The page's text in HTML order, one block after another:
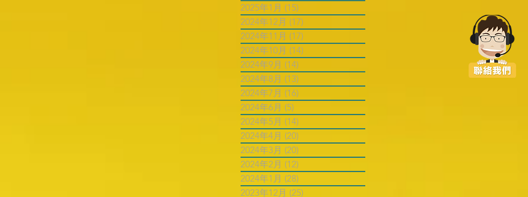
2025年1月 (15)
2024年12月 (17)
2024年11月 (17)
2024年10月 (14)
2024年9月 (14)
2024年8月 (13)
2024年7月 (16)
2024年6月 (5)
2024年5月 (14)
2024年4月 (20)
2024年3月 (20)
2024年2月 (12)
2024年1月 (28)
2023年12月 (25)